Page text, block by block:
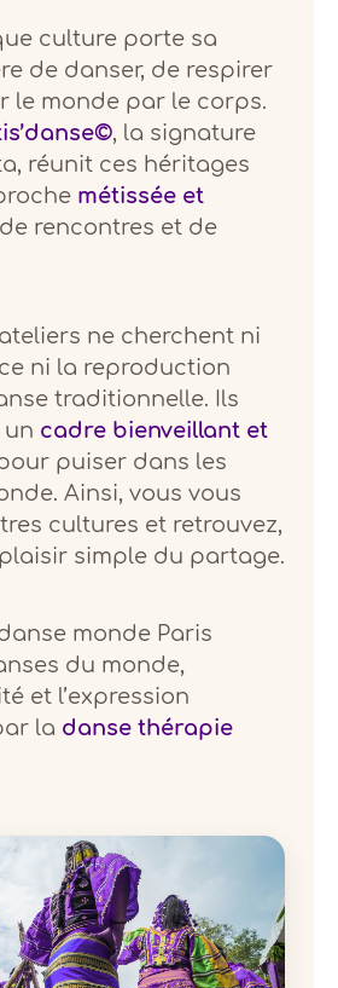
culture porte sa
de danser, de respirer
le monde par le corps.
, la signature
réunit ces héritages
métissée et
rencontres et de
ne cherchent ni
ni la reproduction
traditionnelle. Ils
cadre bienveillant et
puiser dans les
Ainsi, vous vous
cultures et retrouvez,
simple du partage.
monde Paris
du monde,
et l’expression
la danse thérapie